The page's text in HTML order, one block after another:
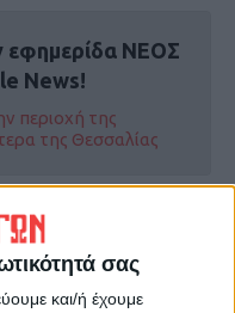
σας
και/ή έχουμε
εφημερίδα ΝΕΟΣ
News!
περιοχή της
της Θεσσαλίας
έδαφος το σιτάρι
στις φετινές σπορές στην
Καρδίτσα